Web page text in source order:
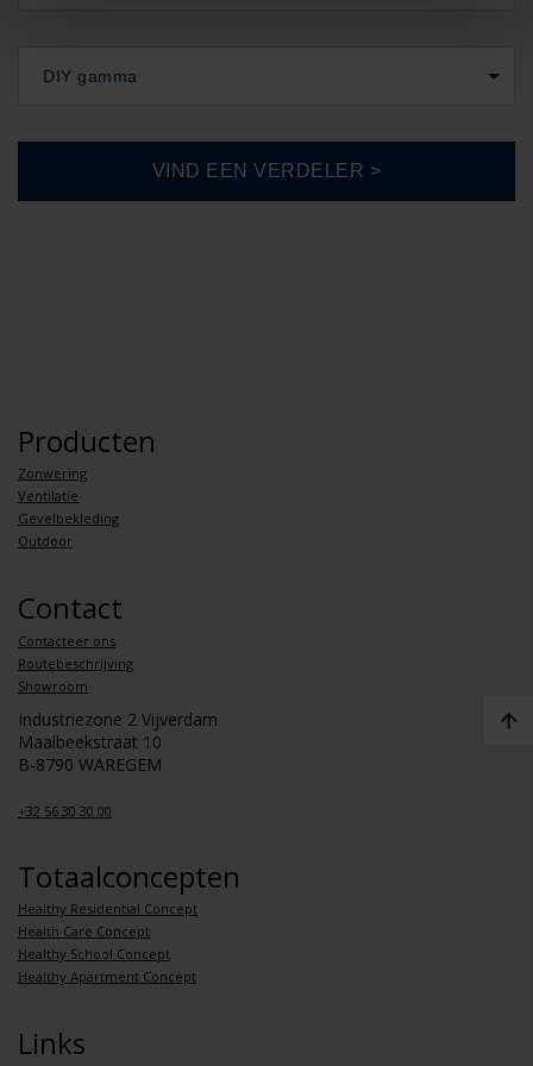
DIY gamma
Producten
Zonwering
Ventilatie
Gevelbekleding
Outdoor
Contact
Contacteer ons
Routebeschrijving
Showroom
Industriezone 2 Vijverdam
Maalbeekstraat 10
B-8790 WAREGEM
+32 56 30 30 00
Totaalconcepten
Healthy Residential Concept
Health Care Concept
Healthy School Concept
Healthy Apartment Concept
Links